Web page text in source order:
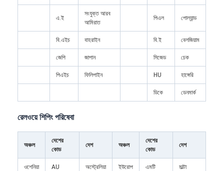
আমাদের সম্পর্কে
এখন চ্যাট করুন
আন্তর্জাতিক মালবাহী ফরোয়ার্ড
এ.ই
সংযুক্ত আরব
আমিরাত
পিএল পোল্যান্ড
বি.এইচ বাহরাইন বি.ই বেলজিয়াম
জেপি জাপান সিজেড চেক
পিএইচ ফিলিপাইন HU হাঙ্গেরি
ডিকে ডেনমার্ক
রেলওয়ে শিপিং পরিষেবা
অঞ্চল
দেশের
কোড
দেশ অঞ্চল
দেশের
কোড
দেশ
ওশেনিয়া AU অস্ট্রেলিয়া ইউরোপ এমটি মাল্টা